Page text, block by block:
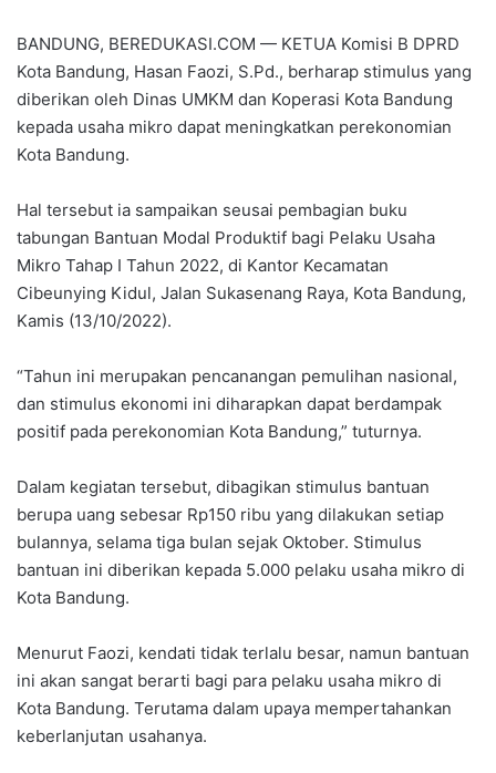
BANDUNG, BEREDUKASI.COM — KETUA Komisi B DPRD
Kota Bandung, Hasan Faozi, S.Pd., berharap stimulus yang
diberikan oleh Dinas UMKM dan Koperasi Kota Bandung
kepada usaha mikro dapat meningkatkan perekonomian
Kota Bandung.
Hal tersebut ia sampaikan seusai pembagian buku
tabungan Bantuan Modal Produktif bagi Pelaku Usaha
Mikro Tahap I Tahun 2022, di Kantor Kecamatan
Cibeunying Kidul, Jalan Sukasenang Raya, Kota Bandung,
Kamis (13/10/2022).
“Tahun ini merupakan pencanangan pemulihan nasional,
dan stimulus ekonomi ini diharapkan dapat berdampak
positif pada perekonomian Kota Bandung,” tuturnya.
Dalam kegiatan tersebut, dibagikan stimulus bantuan
berupa uang sebesar Rp150 ribu yang dilakukan setiap
bulannya, selama tiga bulan sejak Oktober. Stimulus
bantuan ini diberikan kepada 5.000 pelaku usaha mikro di
Kota Bandung.
Menurut Faozi, kendati tidak terlalu besar, namun bantuan
ini akan sangat berarti bagi para pelaku usaha mikro di
Kota Bandung. Terutama dalam upaya mempertahankan
keberlanjutan usahanya.